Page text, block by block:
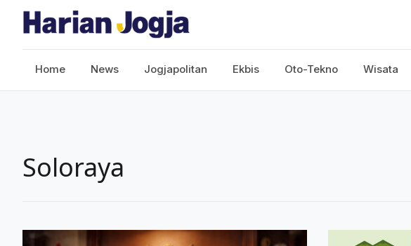
Home News Jogjapolitan Ekbis Oto-Tekno Wisata
Soloraya